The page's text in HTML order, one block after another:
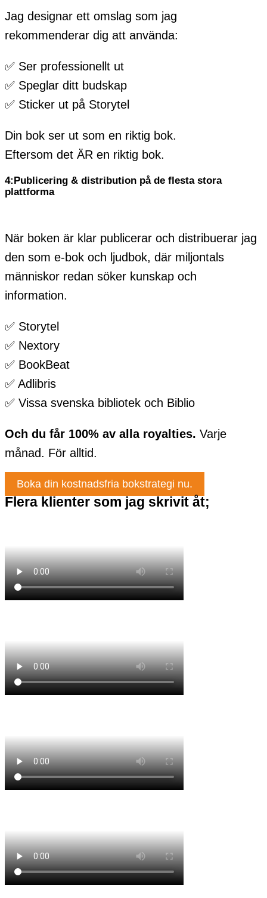
Jag designar ett omslag som jag
rekommenderar dig att använda:
✅ Ser professionellt ut
✅ Speglar ditt budskap
✅ Sticker ut på Storytel
Din bok ser ut som en riktig bok.
Eftersom det ÄR en riktig bok.
4:Publicering & distribution på de flesta stora
plattforma
När boken är klar publicerar och distribuerar jag
den som e-bok och ljudbok, där miljontals
människor redan söker kunskap och
information.
✅ Storytel
✅ Nextory
✅ BookBeat
✅ Adlibris
✅ Vissa svenska bibliotek och Biblio
Och du får 100% av alla royalties. Varje
månad. För alltid.
Boka din kostnadsfria bokstrategi nu.
Flera klienter som jag skrivit åt;